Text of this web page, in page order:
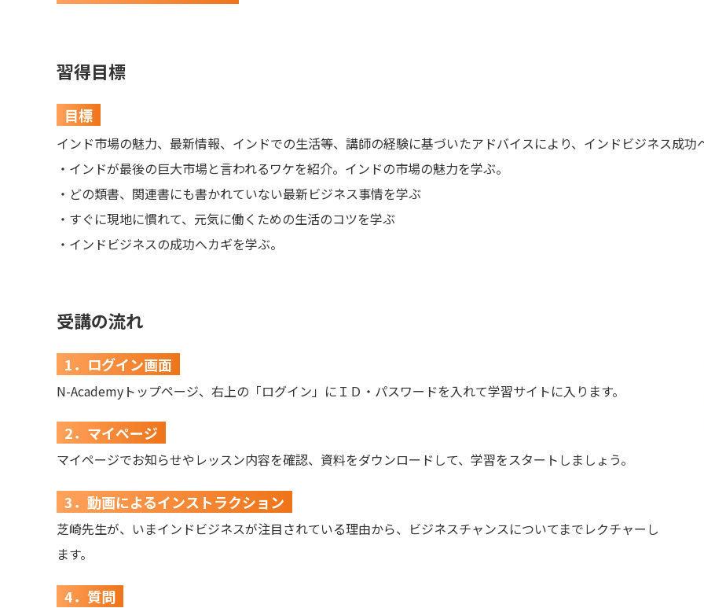
習得目標
目標
インド市場の魅力、最新情報、インドでの生活等、講師の経験に基づいたアドバイスにより、インドビジネス成功
・インドが最後の巨大市場と言われるワケを紹介。インドの市場の魅力を学ぶ。
・どの類書、関連書にも書かれていない最新ビジネス事情を学ぶ
・すぐに現地に慣れて、元気に働くための生活のコツを学ぶ
・インドビジネスの成功へカギを学ぶ。
受講の流れ
1．ログイン画面
N-Academyトップページ、右上の「ログイン」にＩＤ・パスワードを入れて学習サイトに入ります。
2．マイページ
マイページでお知らせやレッスン内容を確認、資料をダウンロードして、学習をスタートしましょう。
3．動画によるインストラクション
芝崎先生が、いまインドビジネスが注目されている理由から、ビジネスチャンスについてまでレクチャーし
ます。
4．質問